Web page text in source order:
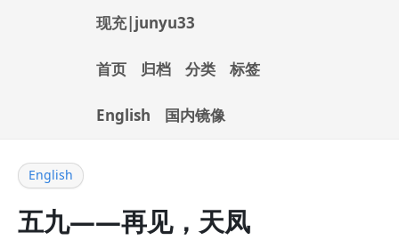
现充|junyu33
首页 归档 分类 标签
English 国内镜像
English
五九——再见，天凤